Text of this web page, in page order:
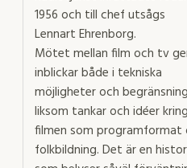
1956 och till chef utsågs
Lennart Ehrenborg.
Mötet mellan film och tv
inblickar både i tekniska
möjligheter och
liksom tankar och idéer kring
filmen som programformat
folkbildning. Det är en